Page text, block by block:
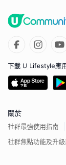
下載 U Lifestyle應
關於
社群最強使用指南
社群焦點功能及升